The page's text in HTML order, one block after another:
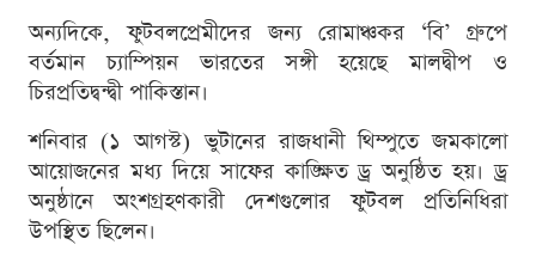
অন্যদিকে, ফুটবলপ্রেমীদের জন্য রোমাঞ্চকর ‘বি’ গ্রুপে
বর্তমান চ্যাম্পিয়ন ভারতের সঙ্গী হয়েছে মালদ্বীপ ও
চিরপ্রতিদ্বন্দ্বী পাকিস্তান।
শনিবার (১ আগস্ট) ভুটানের রাজধানী থিম্পুতে জমকালো
আয়োজনের মধ্য দিয়ে সাফের কাঙ্ক্ষিত ড্র অনুষ্ঠিত হয়। ড্র
অনুষ্ঠানে অংশগ্রহণকারী দেশগুলোর ফুটবল প্রতিনিধিরা
উপস্থিত ছিলেন।